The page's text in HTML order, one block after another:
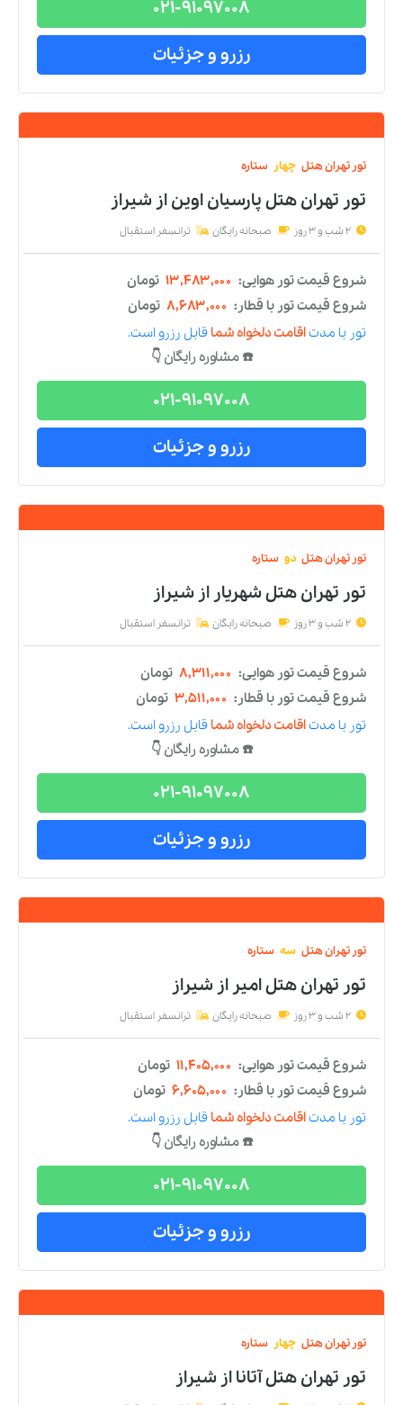
شروع قیمت تور هوایی: ۹,۹۱۹,۰۰۰
شروع قیمت تور با قطار: ۵,۱۱۹,۰۰۰
توربا مدتاقامت دلخواه شماقابل رزرو است.
☎️ مشاوره رایگان 👇
021-91097008
رزرو و جزئیات
تورتهرانهتل چهار ستاره
تور تهران هتل سیمرغازشیراز
2 شب و 3 روز صبحانه رایگان
شروع قیمت تور هوایی: ۱۰,۴۰۹,۰۰۰
تومان
شروع قیمت تور با قطار: ۵,۶۰۹,۰۰۰ تومان
توربا مدتاقامت دلخواه شما قابل رزرو است.
☎️ مشاوره رایگان 👇
021-91097008
رزرو و جزئیات
تورتهران هتل چهار ستاره
تور تهران هتل پارسیان اوین از شیراز
صبحانه رایگان ترانسفر استقبال
شروع قیمت تور هوایی: ۱۳,۴۸۳,۰۰۰ تومان
شروع قیمت تور با قطار: ۸,۶۸۳,۰۰۰ تومان
اقامت دلخواه شماقابل رزرو است.
☎️ مشاوره رایگان 👇
021-91097008
رزرو و جزئیات